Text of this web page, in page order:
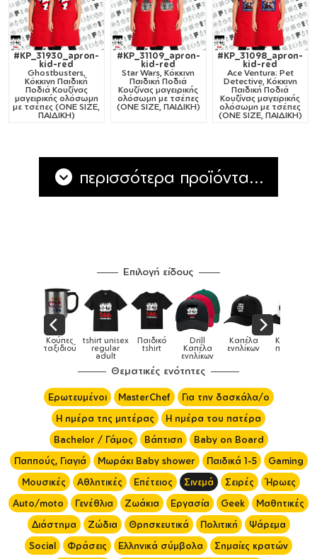
#KP_31930_apron-
kid-red
Ghostbusters,
Κόκκινη Παιδική
Ποδιά Κουζίνας
μαγειρικής ολόσωμη
με τσέπες (ONE SIZE,
ΠΑΙΔΙΚΗ)
#KP_31109_apron-
kid-red
Star Wars, Κόκκινη
Παιδική Ποδιά
Κουζίνας μαγειρικής
ολόσωμη με τσέπες
(ONE SIZE, ΠΑΙΔΙΚΗ)
#KP_31098_apron-
kid-red
Ace Ventura: Pet
Detective, Κόκκινη
Παιδική Ποδιά
Κουζίνας μαγειρικής
ολόσωμη με τσέπες
(ONE SIZE, ΠΑΙΔΙΚΗ)
περισσότερα προϊόντα...
Επιλογή είδους
Παιδικό Drill
Καπέλα
Καπέλα
ενηλίκων
Καπέλα
παιδικά Κούπες Κούπες
ειδικές
Θεματικές ενότητες
Ερωτευμένοι MasterChef
Για την δασκάλα/ο
Η ημέρα της μητέρας
Η ημέρα του πατέρα
Bachelor / Γάμος
Βάπτιση
Baby on Board
Παππούς, Γιαγιά
Μωράκι Baby shower Παιδικά 1-5
Gaming
Μουσικές
Αθλητικές Επέτειος Σινεμά Σειρές
Ήρωες
Auto/moto
Γενέθλια Ζωάκια Εργασία Geek
Μαθητικές
Διάστημα
Ζώδια Θρησκευτικά Πολιτική
Ψάρεμα
Social
Φράσεις Ελληνικά σύμβολα
Σημαίες κρατών